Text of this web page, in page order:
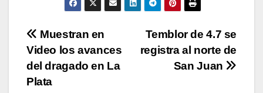
Navegación
de
entradas
Temblor de 4.7 se
registra al norte de
San Juan
Muestran en
Video los avances
del dragado en La
Plata